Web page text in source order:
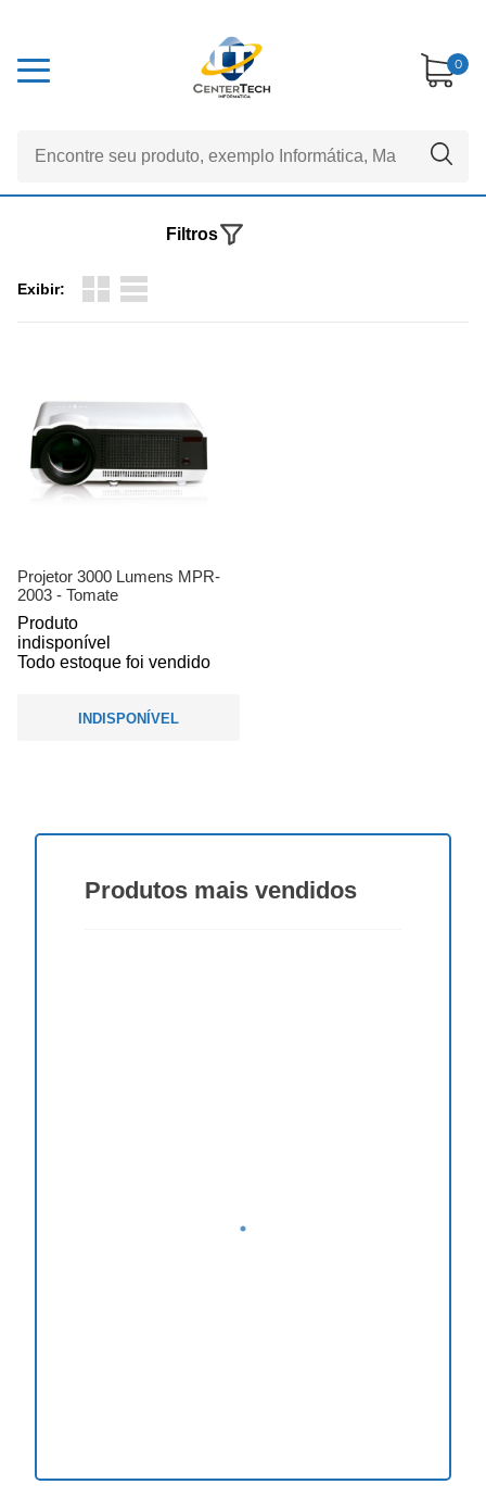
0
Exibir:
Filtros
Projetor 3000 Lumens MPR-
2003 - Tomate
Produto
indisponível
Todo estoque foi vendido
INDISPONÍVEL
Produtos mais vendidos